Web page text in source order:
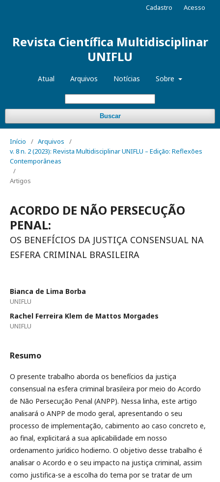
Revista Científica Multidisciplinar
UNIFLU
Atual Arquivos Notícias Sobre
Buscar
Cadastro Acesso
Início / Arquivos
/
v. 8 n. 2 (2023): Revista Multidisciplinar UNIFLU – Edição: Reflexões
Contemporâneas
/
Artigos
ACORDO DE NÃO PERSECUÇÃO
PENAL:
OS BENEFÍCIOS DA JUSTIÇA CONSENSUAL NA
ESFERA CRIMINAL BRASILEIRA
Bianca de Lima Borba
UNIFLU
Rachel Ferreira Klem de Mattos Morgades
UNIFLU
Resumo
O presente trabalho aborda os benefícios da justiça
consensual na esfera criminal brasileira por meio do Acordo
de Não Persecução Penal (ANPP). Nessa linha, este artigo
analisará o ANPP de modo geral, apresentando o seu
processo de implementação, cabimento ao caso concreto e,
ao final, explicitará a sua aplicabilidade em nosso
ordenamento jurídico hodierno. O objetivo desse trabalho é
analisar o Acordo e o seu impacto na justiça criminal, assim
como justifica-se a escolha do tema por se tratar de um